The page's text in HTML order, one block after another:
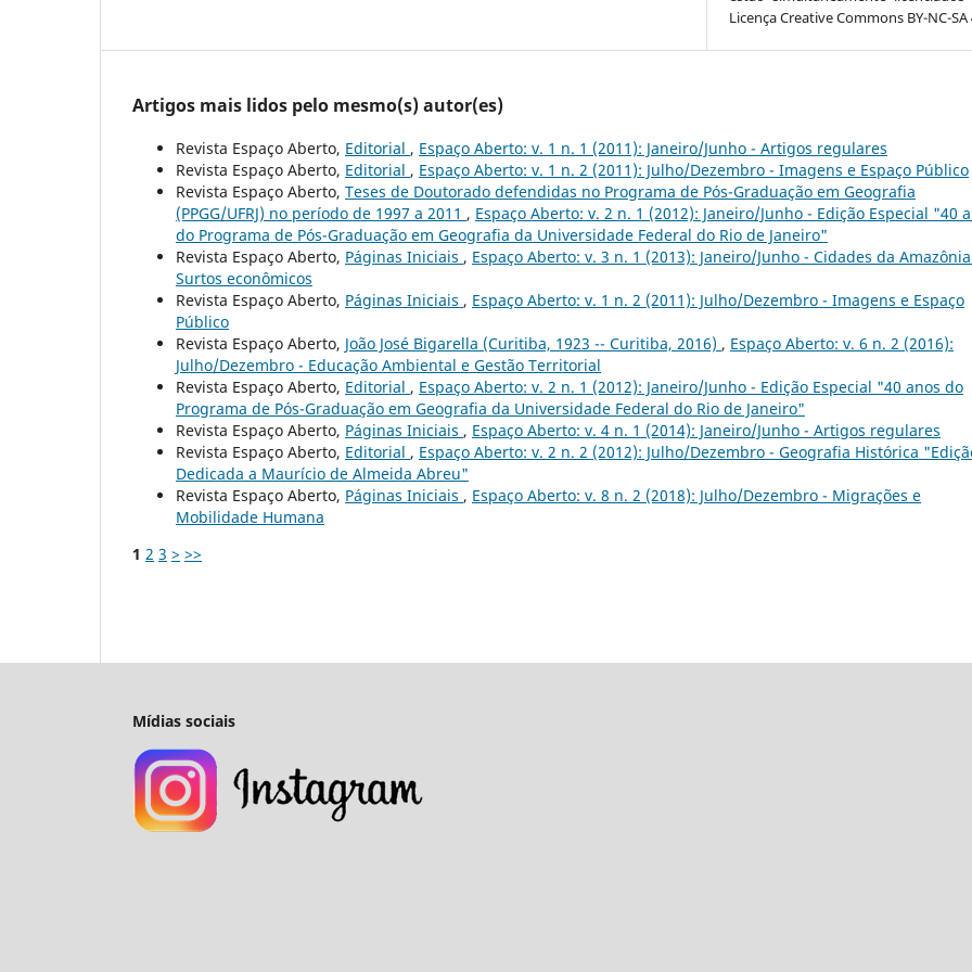
Licença Creative Commons BY-NC-SA
Artigos mais lidos pelo mesmo(s) autor(es)
Revista Espaço Aberto, Editorial , Espaço Aberto: v. 1 n. 1 (2011): Janeiro/Junho - Artigos regulares
Revista Espaço Aberto, Editorial , Espaço Aberto: v. 1 n. 2 (2011): Julho/Dezembro - Imagens e Espaço Público
Revista Espaço Aberto, Teses de Doutorado defendidas no Programa de Pós-Graduação em Geografia
(PPGG/UFRJ) no período de 1997 a 2011 , Espaço Aberto: v. 2 n. 1 (2012): Janeiro/Junho - Edição Especial "40
do Programa de Pós-Graduação em Geografia da Universidade Federal do Rio de Janeiro"
Revista Espaço Aberto, Páginas Iniciais , Espaço Aberto: v. 3 n. 1 (2013): Janeiro/Junho - Cidades da
Surtos econômicos
Revista Espaço Aberto, Páginas Iniciais , Espaço Aberto: v. 1 n. 2 (2011): Julho/Dezembro - Imagens e Espaço
Público
Revista Espaço Aberto, João José Bigarella (Curitiba, 1923 -- Curitiba, 2016) , Espaço Aberto: v. 6 n. 2 (2016):
Julho/Dezembro - Educação Ambiental e Gestão Territorial
Revista Espaço Aberto, Editorial , Espaço Aberto: v. 2 n. 1 (2012): Janeiro/Junho - Edição Especial "40 anos do
Programa de Pós-Graduação em Geografia da Universidade Federal do Rio de Janeiro"
Revista Espaço Aberto, Páginas Iniciais , Espaço Aberto: v. 4 n. 1 (2014): Janeiro/Junho - Artigos regulares
Revista Espaço Aberto, Editorial , Espaço Aberto: v. 2 n. 2 (2012): Julho/Dezembro - Geografia Histórica
Dedicada a Maurício de Almeida Abreu"
Revista Espaço Aberto, Páginas Iniciais , Espaço Aberto: v. 8 n. 2 (2018): Julho/Dezembro - Migrações e
Mobilidade Humana
1 2 3 > >>
Mídias sociais